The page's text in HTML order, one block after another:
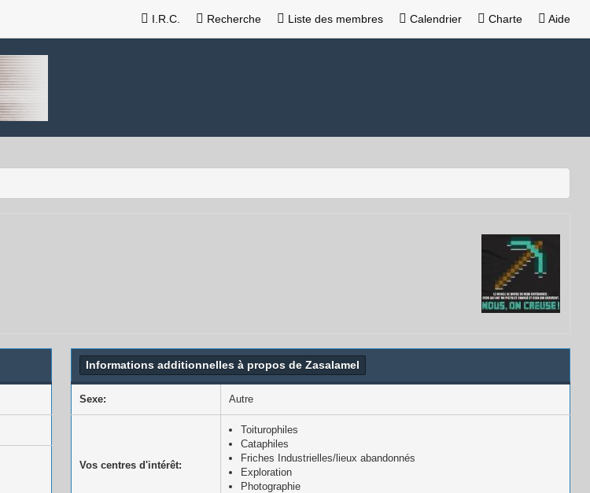
I.R.C. Recherche Liste des membres Calendrier Charte Aide
Informations additionnelles à propos de Zasalamel
Sexe: Autre
Vos centres d'intérêt:
Toiturophiles
Cataphiles
Friches Industrielles/lieux abandonnés
Exploration
Photographie